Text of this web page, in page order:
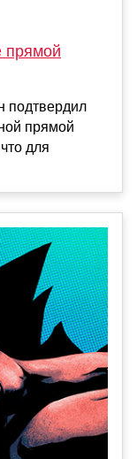
прямой
подтвердил
прямой
для